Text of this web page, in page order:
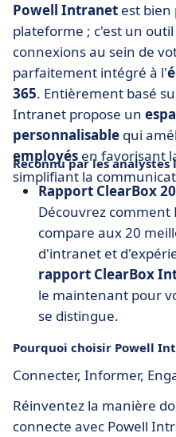
Powell Intranet est bien
plateforme ; c'est un
connexions au sein de
parfaitement intégré à l'
365. Entièrement basé
Intranet propose un
personnalisable qui
employés en favorisant
simplifiant la
Reconnu par les analystes
Rapport ClearBox
Découvrez comment
compare aux 20
d'intranet et
rapport ClearBox
le maintenant pour
se distingue.
Pourquoi choisir Powell
Connecter, Informer,
Réinventez la manière
connecte avec Powell